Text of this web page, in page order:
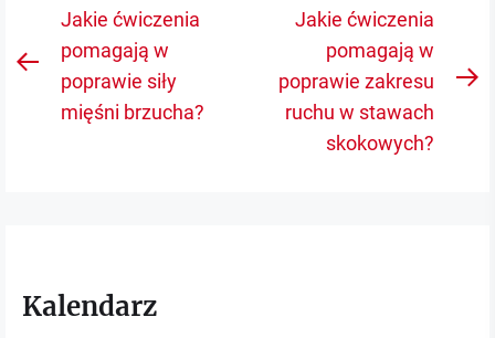
Nawigacja
wpisu
Previous
Jakie ćwiczenia
pomagają w
poprawie siły
mięśni brzucha?
Jakie ćwiczenia
pomagają w
poprawie zakresu
ruchu w stawach
skokowych?
Kalendarz